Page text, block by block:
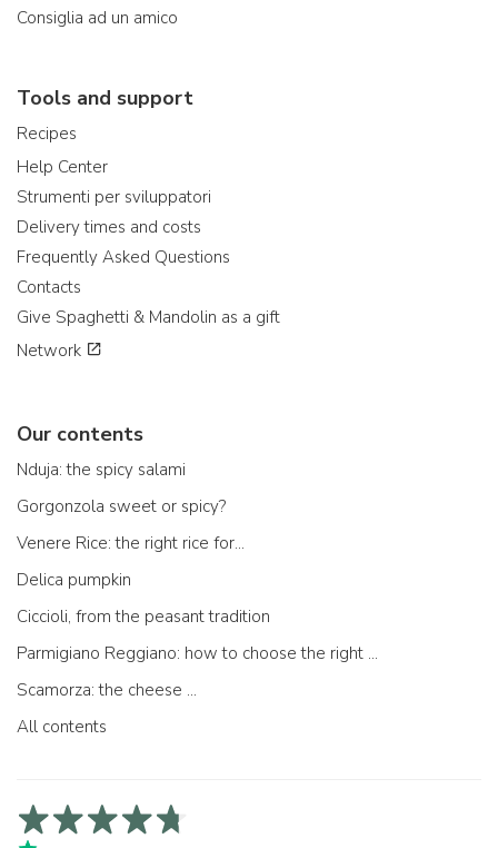
Consiglia ad un amico
Tools and support
Recipes
Help Center
Strumenti per sviluppatori
Delivery times and costs
Frequently Asked Questions
Contacts
Give Spaghetti & Mandolin as a gift
Network
Our contents
Nduja: the spicy salami
Gorgonzola sweet or spicy?
Venere Rice: the right rice for...
Delica pumpkin
Ciccioli, from the peasant tradition
Parmigiano Reggiano: how to choose the right one
Scamorza: the cheese ...
All contents